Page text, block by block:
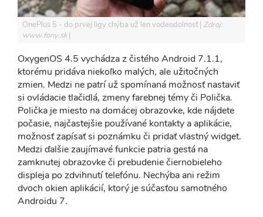
OnePlus 5 - do prvej ligy chýba už len vodeodolnosť Zdroj:
www.fony.sk
OxygenOS 4.5 vychádza z čistého Android 7.1.1,
ktorému pridáva niekoľko malých, ale užitočných
zmien. Medzi ne patrí už spomínaná možnosť nastaviť
si ovládacie tlačidlá, zmeny farebnej témy či Polička.
Polička je miesto na domácej obrazovke, kde nájdete
počasie, najčastejšie používané kontakty a aplikácie,
možnosť zapísať si poznámku či pridať vlastný widget.
Medzi ďalšie zaujímavé funkcie patria gestá na
zamknutej obrazovke či prebudenie čiernobieleho
displeja po zdvihnutí telefónu. Nechýba ani režim
dvoch okien aplikácií, ktorý je súčasťou samotného
Androidu 7.